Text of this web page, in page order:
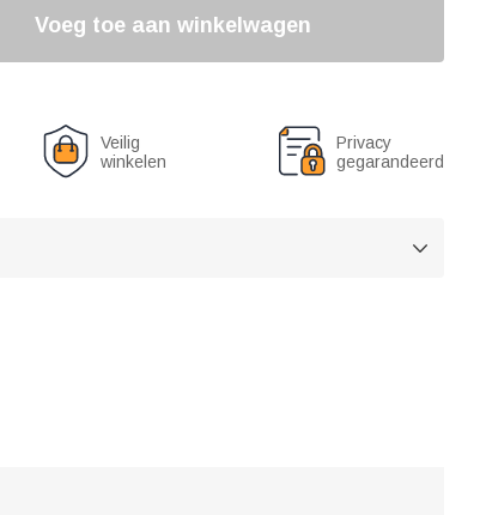
Voeg toe aan winkelwagen
Veilig
winkelen
Privacy
gegarandeerd
